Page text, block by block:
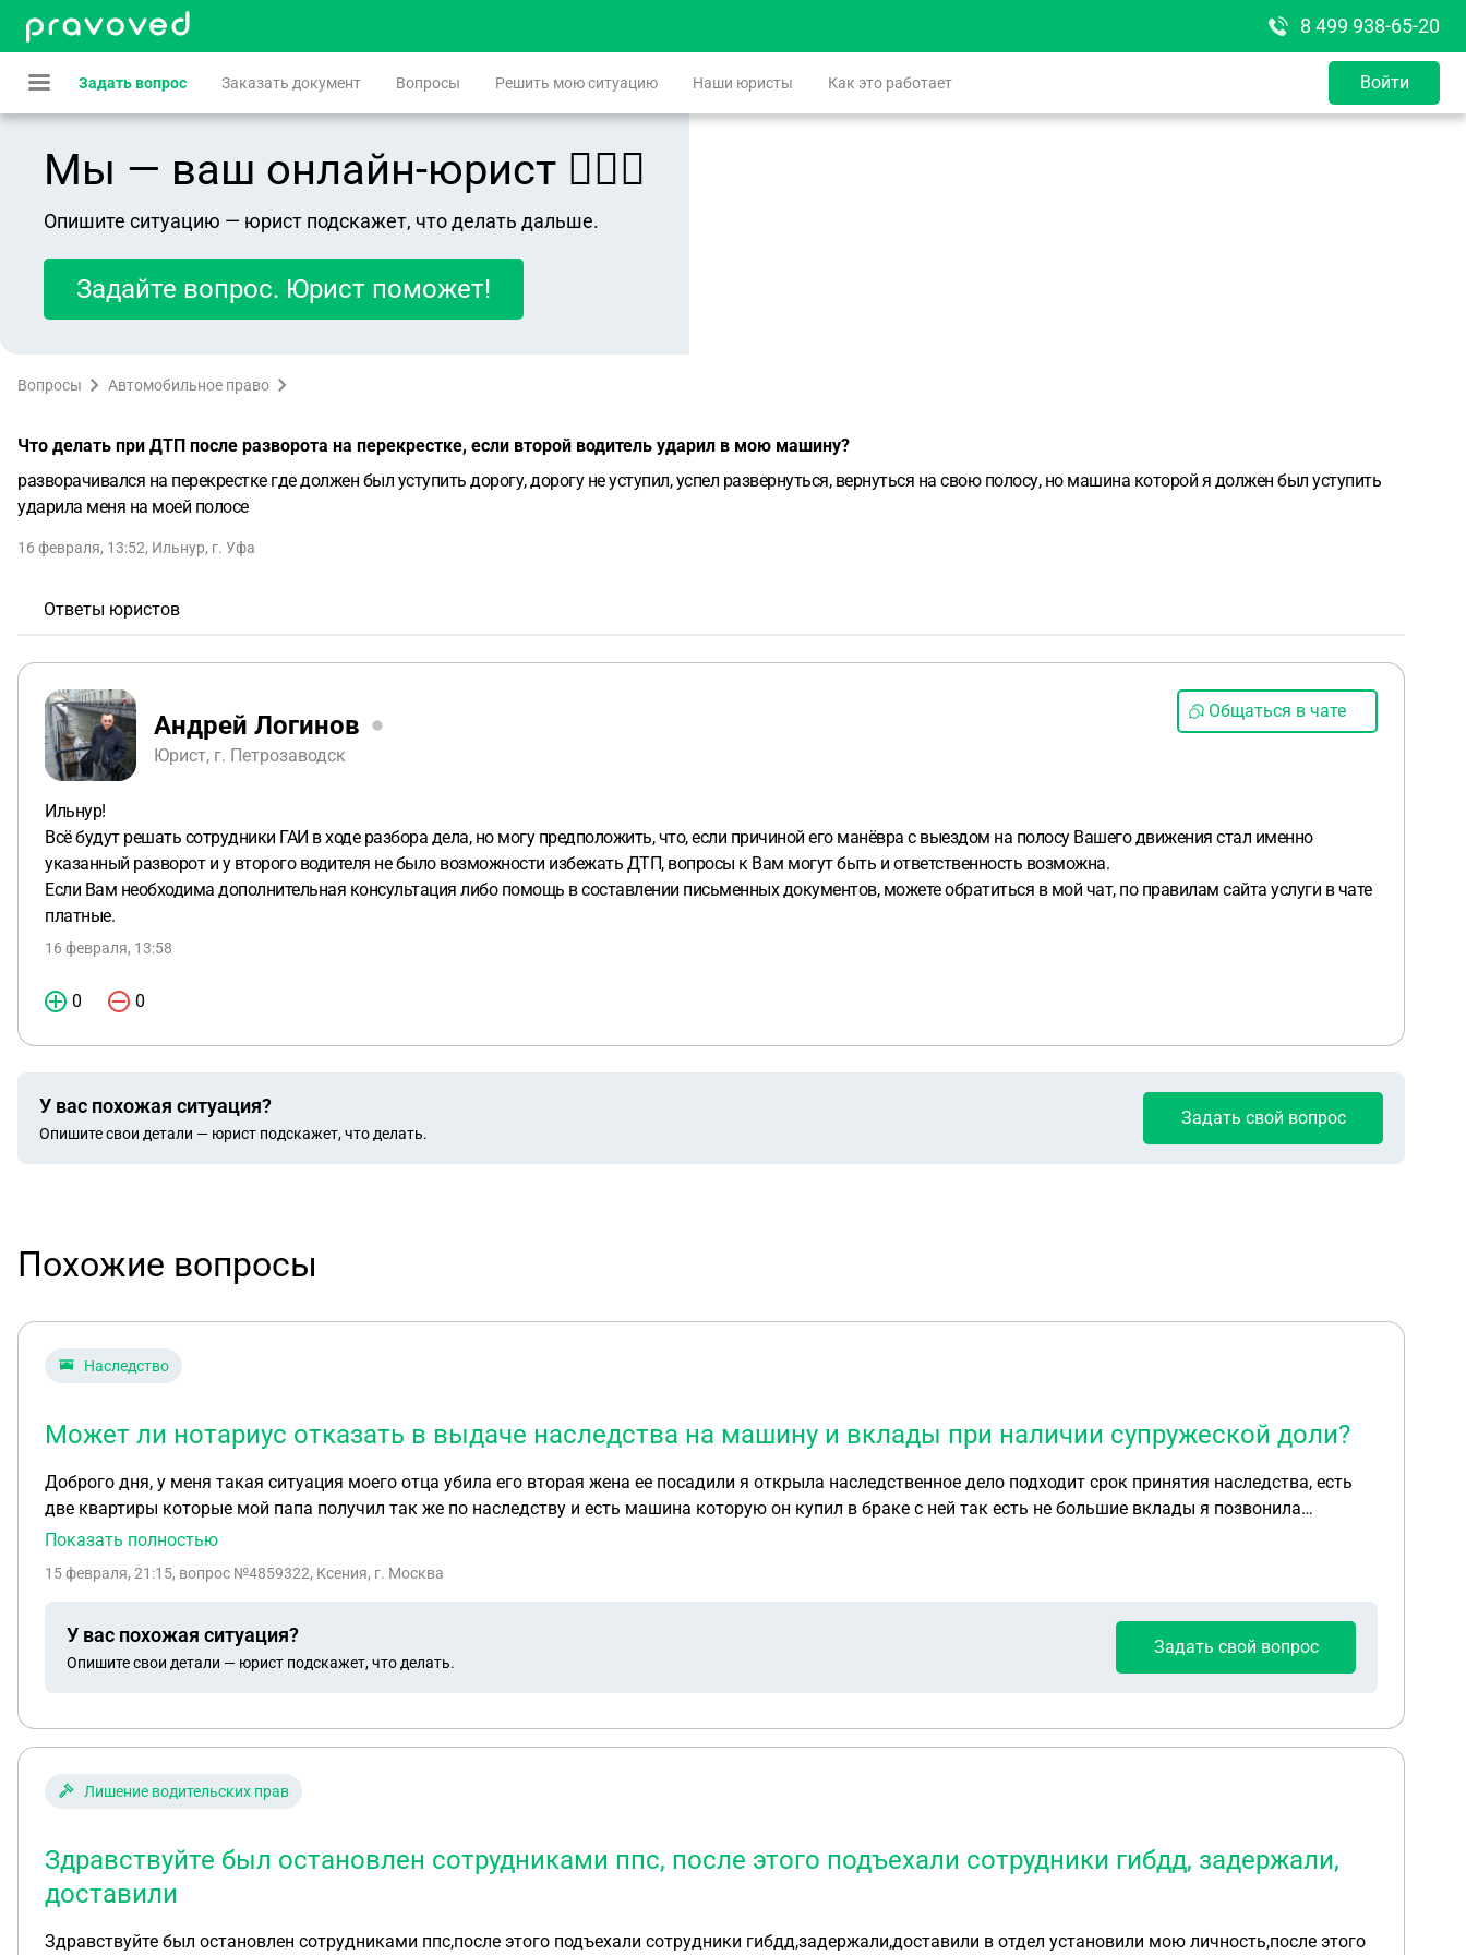
8 499 938-65-20
Задать вопрос Заказать документ Вопросы Решить мою ситуацию Наши юристы Как это работает Войти
Мы — ваш онлайн-юрист 👨🏻‍⚖️
Опишите ситуацию — юрист подскажет, что делать дальше.
Задайте вопрос. Юрист поможет!
Вопросы Автомобильное право
Что делать при ДТП после разворота на перекрестке, если второй водитель ударил в мою машину?
разворачивался на перекрестке где должен был уступить дорогу, дорогу не уступил, успел развернуться, вернуться на свою полосу, но машина которой я должен был уступить
ударила меня на моей полосе
16 февраля, 13:52, Ильнур, г. Уфа
Ответы юристов
Андрей Логинов
Юрист, г. Петрозаводск
Общаться в чате
Ильнур!
Всё будут решать сотрудники ГАИ в ходе разбора дела, но могу предположить, что, если причиной его манёвра с выездом на полосу Вашего движения стал именно
указанный разворот и у второго водителя не было возможности избежать ДТП, вопросы к Вам могут быть и ответственность возможна.
Если Вам необходима дополнительная консультация либо помощь в составлении письменных документов, можете обратиться в мой чат, по правилам сайта услуги в чате
платные.
16 февраля, 13:58
0 0
У вас похожая ситуация?
Опишите свои детали — юрист подскажет, что делать.
Задать свой вопрос
Похожие вопросы
Наследство
Может ли нотариус отказать в выдаче наследства на машину и вклады при наличии супружеской доли?
Доброго дня, у меня такая ситуация моего отца убила его вторая жена ее посадили я открыла наследственное дело подходит срок принятия наследства, есть
две квартиры которые мой папа получил так же по наследству и есть машина которую он купил в браке с ней так есть не большие вклады я позвонила
нотариусу чтоб сказать что я через неделю должна получить наследство нотариус ответил что квартиры да а машина и вклады пока в подвишем состоянии
машине и вкладах
Показать полностью
15 февраля, 21:15, вопрос №4859322, Ксения, г. Москва
У вас похожая ситуация?
Опишите свои детали — юрист подскажет, что делать.
Задать свой вопрос
Лишение водительских прав
Здравствуйте был остановлен сотрудниками ппс, после этого подъехали сотрудники гибдд, задержали,
доставили
Здравствуйте был остановлен сотрудниками ппс,после этого подъехали сотрудники гибдд,задержали,доставили в отдел установили мою личность,после этого